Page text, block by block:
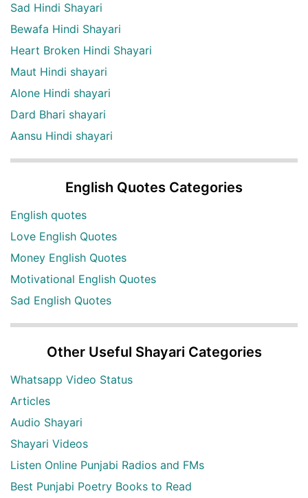
Sad Hindi Shayari
Bewafa Hindi Shayari
Heart Broken Hindi Shayari
Maut Hindi shayari
Alone Hindi shayari
Dard Bhari shayari
Aansu Hindi shayari
English Quotes Categories
English quotes
Love English Quotes
Money English Quotes
Motivational English Quotes
Sad English Quotes
Other Useful Shayari Categories
Whatsapp Video Status
Articles
Audio Shayari
Shayari Videos
Listen Online Punjabi Radios and FMs
Best Punjabi Poetry Books to Read